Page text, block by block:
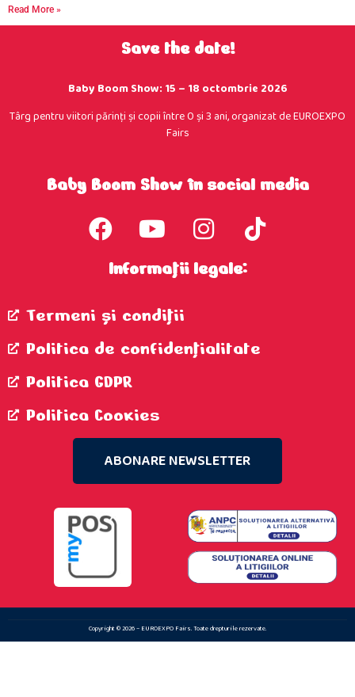
Read More »
Save the date!
Baby Boom Show: 15 – 18 octombrie 2026
Târg pentru viitori părinţi şi copii între 0 şi 3 ani, organizat de EUROEXPO
Fairs
Baby Boom Show în social media
Informații legale:
Termeni şi condiţii
Politica de confidenţialitate
Politica GDPR
Politica Cookies
ABONARE NEWSLETTER
Copyright © 2026 – EUROEXPO Fairs. Toate drepturile rezervate.